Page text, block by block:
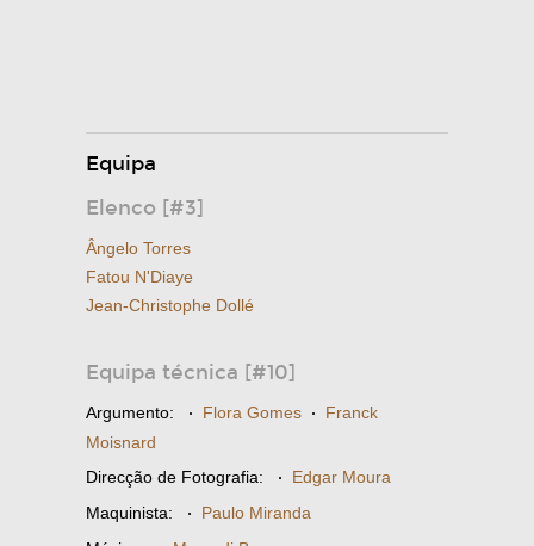
Equipa
Elenco [#3]
Ângelo Torres
Fatou N'Diaye
Jean-Christophe Dollé
Equipa técnica [#10]
Argumento: · Flora Gomes · Franck
Moisnard
Direcção de Fotografia: · Edgar Moura
Maquinista: · Paulo Miranda